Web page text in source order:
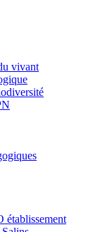
vivant
établissement